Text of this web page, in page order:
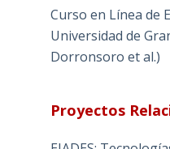
Curso en Línea de
Universidad de
Dorronsoro et al.)
Proyectos